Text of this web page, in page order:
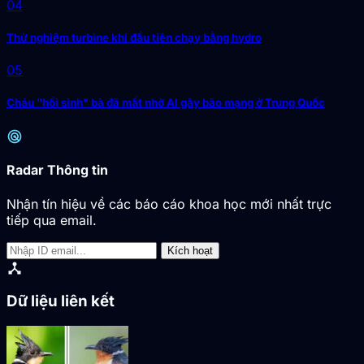
04
Thử nghiệm turbine khí đầu tiên chạy bằng hydro
05
Cháu "hồi sinh" bà đã mất nhờ AI gây bão mạng ở Trung Quốc
radar
Radar Thông tin
Nhận tín hiệu về các báo cáo khoa học mới nhất trực
tiếp qua email.
Kích hoạt
device_hub
Dữ liệu liên kết